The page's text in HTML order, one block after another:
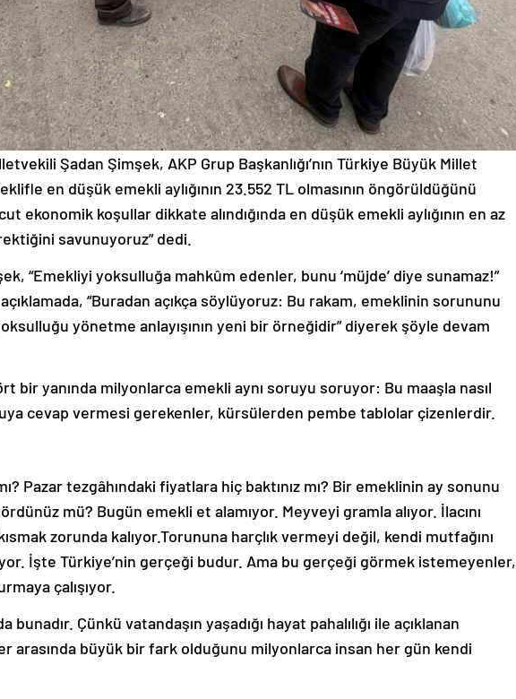
Şadan Şimşek, AKP Grup Başkanlığı’nın Türkiye Büyük Millet
en düşük emekli aylığının 23.552 TL olmasının öngörüldüğünü
ekonomik koşullar dikkate alındığında en düşük emekli aylığının en az
savunuyoruz” dedi.
“Emekliyi yoksulluğa mahkûm edenler, bunu ‘müjde’ diye sunamaz!”
açıklamada, “Buradan açıkça söylüyoruz: Bu rakam, emeklinin sorununu
yönetme anlayışının yeni bir örneğidir” diyerek şöyle devam
bir yanında milyonlarca emekli aynı soruyu soruyor: Bu maaşla nasıl
cevap vermesi gerekenler, kürsülerden pembe tablolar çizenlerdir.
Pazar tezgâhındaki fiyatlara hiç baktınız mı? Bir emeklinin ay sonunu
mü? Bugün emekli et alamıyor. Meyveyi gramla alıyor. İlacını
zorunda kalıyor.Torununa harçlık vermeyi değil, kendi mutfağını
İşte Türkiye’nin gerçeği budur. Ama bu gerçeği görmek istemeyenler,
çalışıyor.
bunadır. Çünkü vatandaşın yaşadığı hayat pahalılığı ile açıklanan
arasında büyük bir fark olduğunu milyonlarca insan her gün kendi